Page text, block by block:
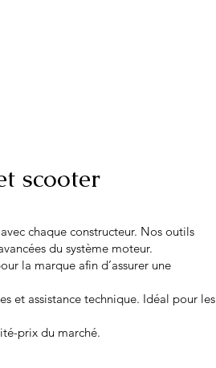
scooter
chaque constructeur. Nos outils
du système moteur.
la marque afin d’assurer une
et assistance technique. Idéal pour les
prix du marché.